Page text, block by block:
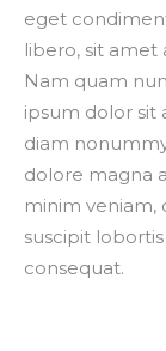
eget
libero, sit amet
Nam quam
ipsum dolor sit
diam
dolore magna
minim veniam,
suscipit
consequat.